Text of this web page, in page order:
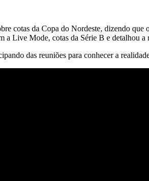
da Copa do Nordeste, dizendo que
a Live Mode, cotas da Série B e detalhou
das reuniões para conhecer a